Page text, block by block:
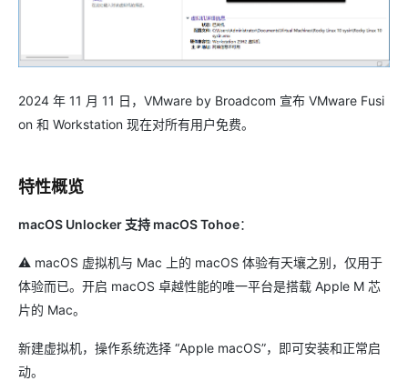
2024 年 11 月 11 日，VMware by Broadcom 宣布 VMware Fusi
on 和 Workstation 现在对所有用户免费。
特性概览
macOS Unlocker 支持 macOS Tohoe：
⚠️ macOS 虚拟机与 Mac 上的 macOS 体验有天壤之别，仅用于
体验而已。开启 macOS 卓越性能的唯一平台是搭载 Apple M 芯
片的 Mac。
新建虚拟机，操作系统选择 “Apple macOS”，即可安装和正常启
动。